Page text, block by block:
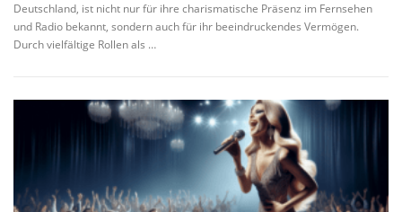
Deutschland, ist nicht nur für ihre charismatische Präsenz im Fernsehen
und Radio bekannt, sondern auch für ihr beeindruckendes Vermögen.
Durch vielfältige Rollen als …